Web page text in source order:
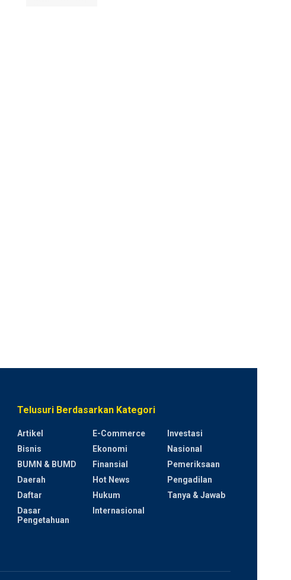
Telusuri Berdasarkan Kategori
Artikel
Bisnis
BUMN & BUMD
Daerah
Daftar
Dasar
Pengetahuan
E-Commerce
Ekonomi
Finansial
Hot News
Hukum
Internasional
Investasi
Nasional
Pemeriksaan
Pengadilan
Tanya & Jawab